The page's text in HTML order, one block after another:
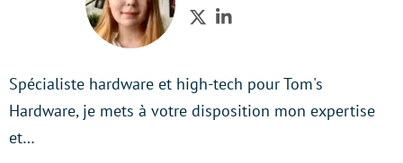
TwitterLinkedIn
Spécialiste hardware et high-tech pour Tom's
Hardware, je mets à votre disposition mon expertise
et…